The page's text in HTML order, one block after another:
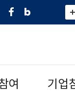
페
네
그
)
화
여 기업